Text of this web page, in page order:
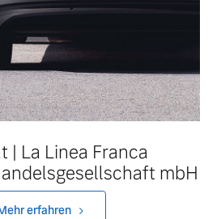
| La Linea Franca
mbH
erfahren